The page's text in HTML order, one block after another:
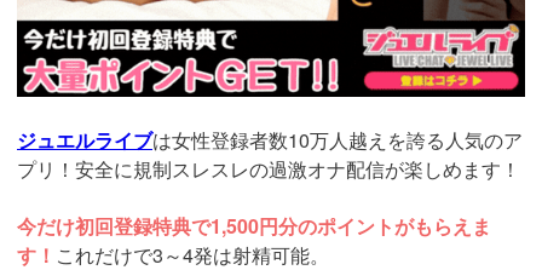
ジュエルライブは女性登録者数10万人越えを誇る人気のア
プリ！安全に規制スレスレの過激オナ配信が楽しめます！
今だけ初回登録特典で1,500円分のポイントがもらえま
す！ これだけで3～4発は射精可能。